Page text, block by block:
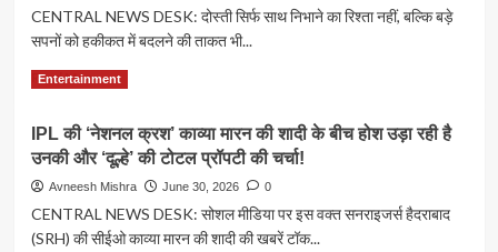
CENTRAL NEWS DESK: दोस्ती सिर्फ साथ निभाने का रिश्ता नहीं, बल्कि बड़े
सपनों को हकीकत में बदलने की ताकत भी...
Read MoreRead
more
Friendship
Day
2026:
दोस्तों
ने
Entertainment
IPL की ‘नेशनल क्रश’ काव्या मारन की शादी के बीच होश उड़ा रही है
उनकी और ‘दूल्हे’ की टोटल प्रॉपटी की चर्चा!
Avneesh Mishra June 30, 2026 0
CENTRAL NEWS DESK: सोशल मीडिया पर इस वक्त सनराइजर्स हैदराबाद
(SRH) की सीईओ काव्या मारन की शादी की खबरें टॉक...